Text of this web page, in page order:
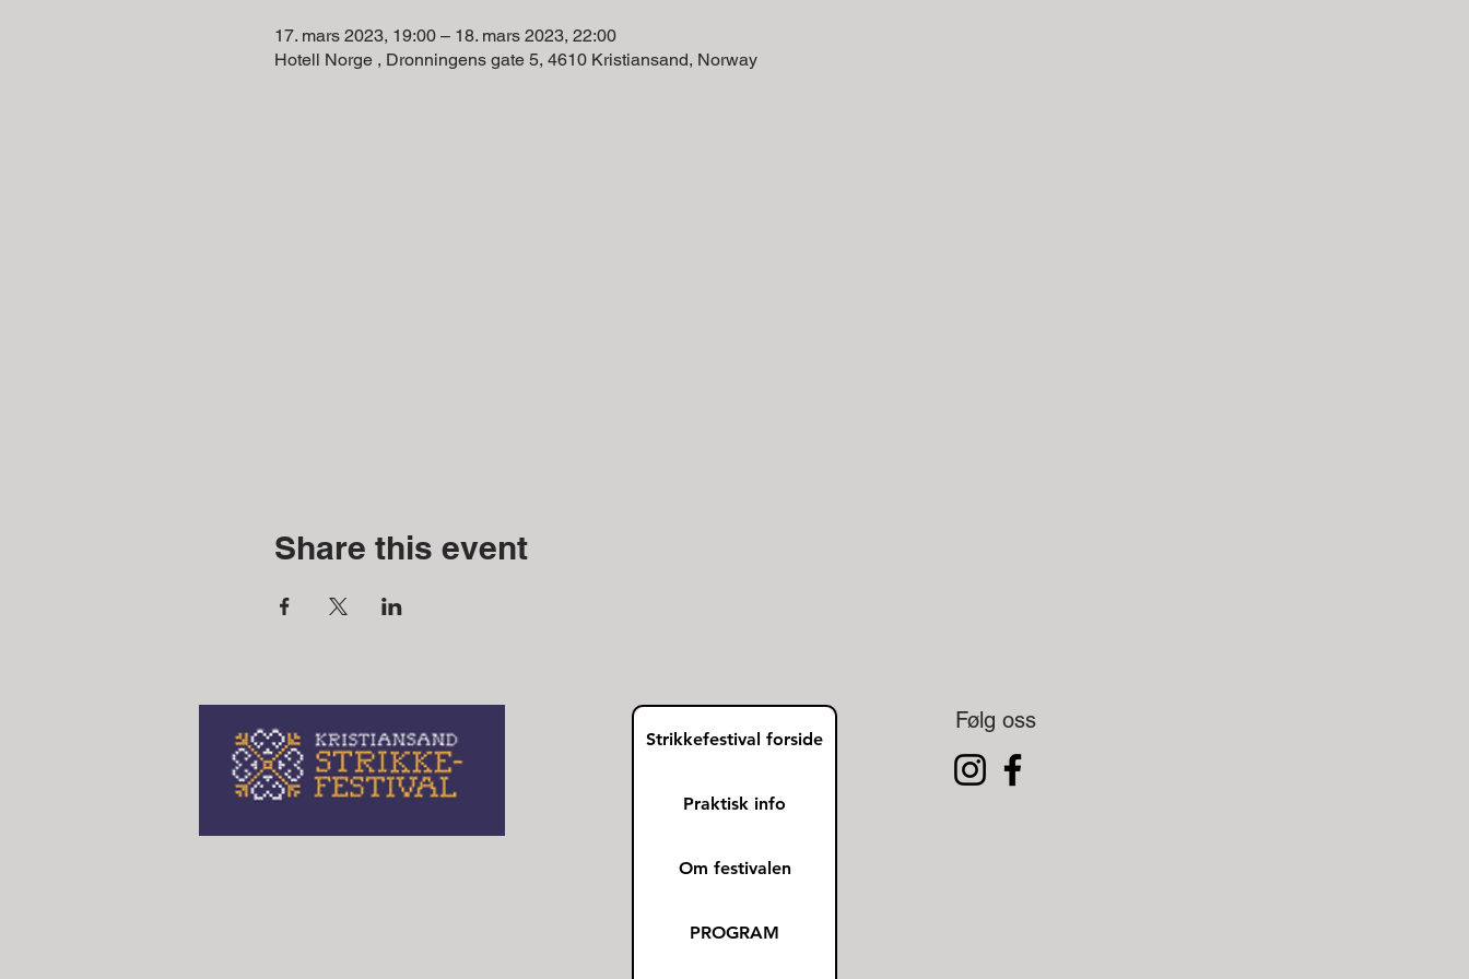
17. mars 2023, 19:00 – 18. mars 2023, 22:00
Hotell Norge , Dronningens gate 5, 4610 Kristiansand, Norway
Share this event
Strikkefestival forside
Praktisk info
Om festivalen
PROGRAM
Følg oss